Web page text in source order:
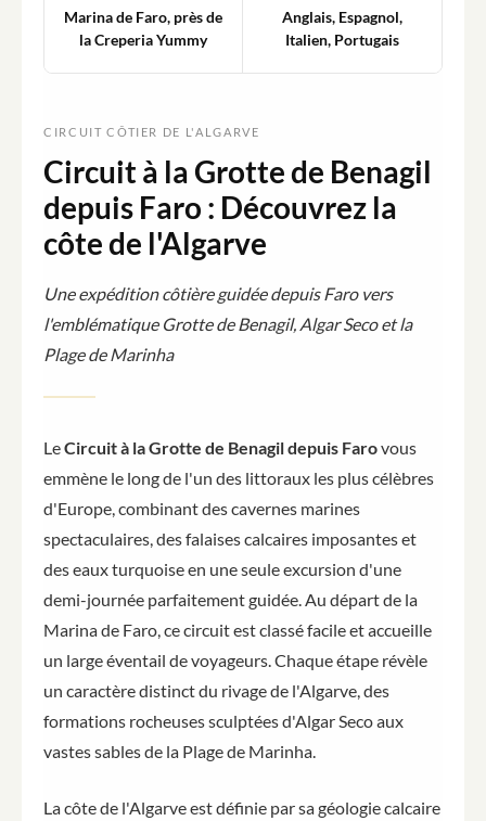
Marina de Faro, près de
la Creperia Yummy
Anglais, Espagnol,
Italien, Portugais
CIRCUIT CÔTIER DE L'ALGARVE
Circuit à la Grotte de Benagil
depuis Faro : Découvrez la
côte de l'Algarve
Une expédition côtière guidée depuis Faro vers
l'emblématique Grotte de Benagil, Algar Seco et la
Plage de Marinha
LeCircuit à la Grotte de Benagil depuis Farovous
emmène le long de l'un des littoraux les plus célèbres
d'Europe, combinant des cavernes marines
spectaculaires, des falaises calcaires imposantes et
des eaux turquoise en une seule excursion d'une
demi-journée parfaitement guidée. Au départ de la
Marina de Faro, ce circuit est classé facile et accueille
un large éventail de voyageurs. Chaque étape révèle
un caractère distinct du rivage de l'Algarve, des
formations rocheuses sculptées d'Algar Seco aux
vastes sables de la Plage de Marinha.
La côte de l'Algarve est définie par sa géologie calcaire